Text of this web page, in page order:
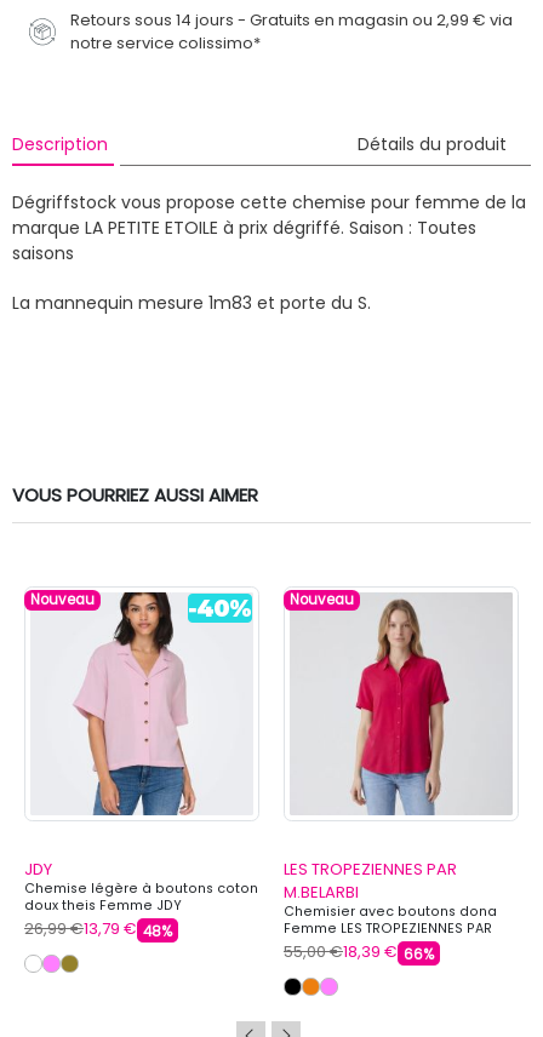
Retours sous 14 jours - Gratuits en magasin ou 2,99 € via
notre service colissimo*
Description Détails du produit
Dégriffstock vous propose cette chemise pour femme de la
marque LA PETITE ETOILE à prix dégriffé. Saison : Toutes
saisons
La mannequin mesure 1m83 et porte du S.
VOUS POURRIEZ AUSSI AIMER
Nouveau
JDY
Chemise légère à boutons coton
doux theis Femme JDY
26,99 €13,79 € 48%
Nouveau
LES TROPEZIENNES PAR
M.BELARBI
Chemisier avec boutons dona
Femme LES TROPEZIENNES PAR
M.BELARBI
55,00 €18,39 € 66%